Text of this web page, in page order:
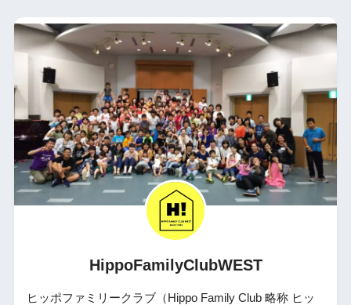
HippoFamilyClubWEST
ヒッポファミリークラブ（Hippo Family Club 略称 ヒッ